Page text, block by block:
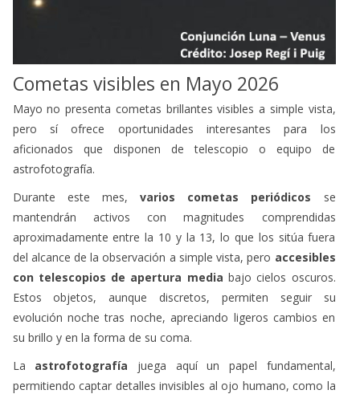
Cometas visibles en Mayo 2026
Mayo no presenta cometas brillantes visibles a simple vista,
pero sí ofrece oportunidades interesantes para los
aficionados que disponen de telescopio o equipo de
astrofotografía.
Durante este mes, varios cometas periódicos se
mantendrán activos con magnitudes comprendidas
aproximadamente entre la 10 y la 13, lo que los sitúa fuera
del alcance de la observación a simple vista, pero accesibles
con telescopios de apertura media bajo cielos oscuros.
Estos objetos, aunque discretos, permiten seguir su
evolución noche tras noche, apreciando ligeros cambios en
su brillo y en la forma de su coma.
La astrofotografía juega aquí un papel fundamental,
permitiendo captar detalles invisibles al ojo humano, como la